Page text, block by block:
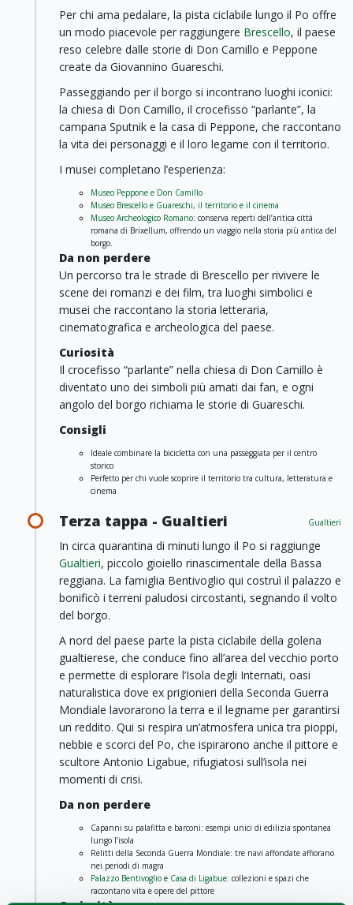
Per chi ama pedalare, la pista ciclabile lungo il Po offre
un modo piacevole per raggiungere Brescello, il paese
reso celebre dalle storie di Don Camillo e Peppone
create da Giovannino Guareschi.
Passeggiando per il borgo si incontrano luoghi iconici:
la chiesa di Don Camillo, il crocefisso “parlante”, la
campana Sputnik e la casa di Peppone, che raccontano
la vita dei personaggi e il loro legame con il territorio.
I musei completano l’esperienza:
Museo Peppone e Don Camillo
Museo Brescello e Guareschi, il territorio e il cinema
Museo Archeologico Romano: conserva reperti dell’antica città
romana di Brixellum, offrendo un viaggio nella storia più antica del
borgo.
Da non perdere
Un percorso tra le strade di Brescello per rivivere le
scene dei romanzi e dei film, tra luoghi simbolici e
musei che raccontano la storia letteraria,
cinematografica e archeologica del paese.
Curiosità
Il crocefisso “parlante” nella chiesa di Don Camillo è
diventato uno dei simboli più amati dai fan, e ogni
angolo del borgo richiama le storie di Guareschi.
Consigli
Ideale combinare la bicicletta con una passeggiata per il centro
storico
Perfetto per chi vuole scoprire il territorio tra cultura, letteratura e
cinema
Terza tappa - Gualtieri Gualtieri
In circa quarantina di minuti lungo il Po si raggiunge
Gualtieri, piccolo gioiello rinascimentale della Bassa
reggiana. La famiglia Bentivoglio qui costruì il palazzo e
bonificò i terreni paludosi circostanti, segnando il volto
del borgo.
A nord del paese parte la pista ciclabile della golena
gualtierese, che conduce fino all’area del vecchio porto
e permette di esplorare l’Isola degli Internati, oasi
naturalistica dove ex prigionieri della Seconda Guerra
Mondiale lavorarono la terra e il legname per garantirsi
un reddito. Qui si respira un’atmosfera unica tra pioppi,
nebbie e scorci del Po, che ispirarono anche il pittore e
scultore Antonio Ligabue, rifugiatosi sull’isola nei
momenti di crisi.
Da non perdere
Capanni su palafitta e barconi: esempi unici di edilizia spontanea
lungo l’isola
Relitti della Seconda Guerra Mondiale: tre navi affondate affiorano
nei periodi di magra
Palazzo Bentivoglio e Casa di Ligabue: collezioni e spazi che
raccontano vita e opere del pittore